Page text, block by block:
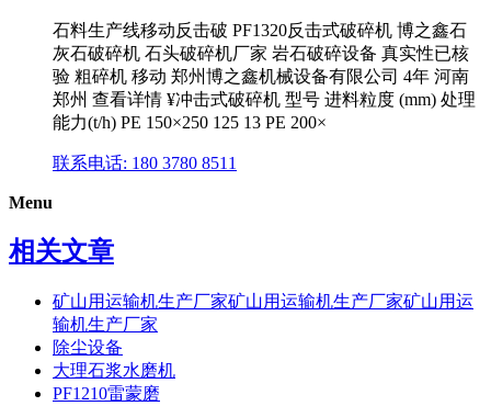
石料生产线移动反击破 PF1320反击式破碎机 博之鑫石
灰石破碎机 石头破碎机厂家 岩石破碎设备 真实性已核
验 粗碎机 移动 郑州博之鑫机械设备有限公司 4年 河南
郑州 查看详情 ¥冲击式破碎机 型号 进料粒度 (mm) 处理
能力(t/h) PE 150×250 125 13 PE 200×
联系电话: 180 3780 8511
Menu
相关文章
矿山用运输机生产厂家矿山用运输机生产厂家矿山用运
输机生产厂家
除尘设备
大理石浆水磨机
PF1210雷蒙磨